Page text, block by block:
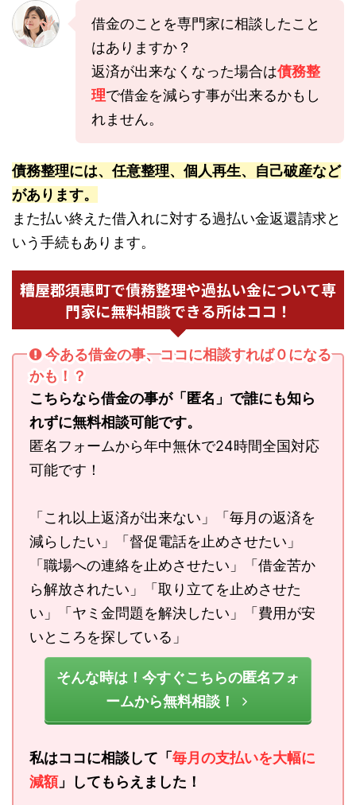
借金のことを専門家に相談したこと
はありますか？
返済が出来なくなった場合は債務整
理で借金を減らす事が出来るかもし
れません。
債務整理には、任意整理、個人再生、自己破産など
があります。
また払い終えた借入れに対する過払い金返還請求と
いう手続もあります。
糟屋郡須惠町で債務整理や過払い金について専
門家に無料相談できる所はココ！
今ある借金の事、ココに相談すれば０になる
かも！？
こちらなら借金の事が「匿名」で誰にも知ら
れずに無料相談可能です。
匿名フォームから年中無休で24時間全国対応
可能です！
「これ以上返済が出来ない」「毎月の返済を
減らしたい」「督促電話を止めさせたい」
「職場への連絡を止めさせたい」「借金苦か
ら解放されたい」「取り立てを止めさせた
い」「ヤミ金問題を解決したい」「費用が安
いところを探している」
そんな時は！今すぐこちらの匿名フォ
ームから無料相談！
私はココに相談して「 毎月の支払いを大幅に
減額」してもらえました！